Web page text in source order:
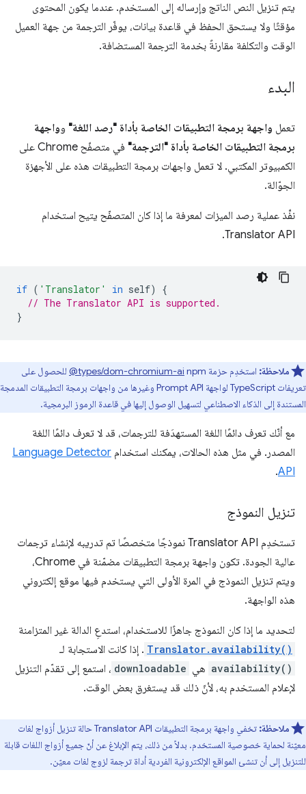
يتم تنزيل النص الناتج وإرساله إلى المستخدم. عندما يكون المحتوى
مؤقتًا ولا يستحق الحفظ في قاعدة بيانات، يوفّر الترجمة من جهة العميل
الوقت والتكلفة مقارنةً بخدمة الترجمة المستضافة.
البدء
تعمل واجهة برمجة التطبيقات الخاصة بأداة "رصد اللغة" وواجهة
برمجة التطبيقات الخاصة بأداة "الترجمة"
في متصفّح Chrome على
الكمبيوتر المكتبي. لا تعمل واجهات برمجة التطبيقات هذه على الأجهزة
الجوّالة.
نفِّذ عملية رصد الميزات لمعرفة ما إذا كان المتصفّح يتيح استخدام
Translator API.
if ( 'Translator' in self)
{
// The Translator API is supported.
}
ملاحظة: استخدِم حزمة ‎@types/dom-chromium-ai npm للحصول على
تعريفات TypeScript لواجهة Prompt API وغيرها من واجهات برمجة التطبيقات المدمجة
المستندة إلى الذكاء الاصطناعي لتسهيل الوصول إليها في قاعدة الرموز البرمجية.
مع أنّك تعرف دائمًا اللغة المستهدَفة للترجمات، قد لا تعرف دائمًا اللغة
المصدر. في مثل هذه الحالات، يمكنك استخدام Language Detector
API
.
تنزيل النموذج
تستخدِم Translator API نموذجًا متخصصًا تم تدريبه لإنشاء ترجمات
عالية الجودة. تكون واجهة برمجة التطبيقات مضمّنة في Chrome،
ويتم تنزيل النموذج في المرة الأولى التي يستخدم فيها موقع إلكتروني
هذه الواجهة.
لتحديد ما إذا كان النموذج جاهزًا للاستخدام، استدعِ الدالة غير المتزامنة
Translator.availability() . إذا كانت الاستجابة لـ
availability() هي downloadable ، استمع إلى تقدّم التنزيل
لإعلام المستخدم به، لأنّ ذلك قد يستغرق بعض الوقت.
ملاحظة:
تخفي واجهة برمجة التطبيقات Translator API حالة تنزيل أزواج لغات
معيّنة لحماية خصوصية المستخدم. بدلاً من ذلك، يتم الإبلاغ عن أنّ جميع أزواج اللغات قابلة
للتنزيل إلى أن تنشئ المواقع الإلكترونية الفردية أداة ترجمة لزوج لغات معيّن.